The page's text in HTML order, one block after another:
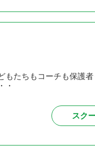
たちもコーチも保護者
・
スク